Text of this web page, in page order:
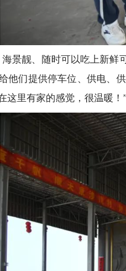
靓、随时可以吃上新鲜可
他们提供停车位、供电、
这里有家的感觉，很温暖！